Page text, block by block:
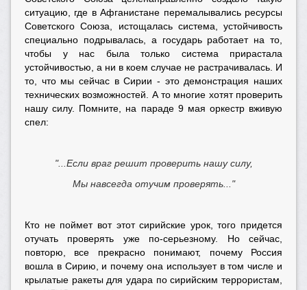
ситуацию, где в Афганистане перемалывались ресурсы
Советского Союза, истощалась система, устойчивость
специально подрывалась, а государь работает на то,
чтобы у нас была только система прирастала
устойчивостью, а ни в коем случае не растрачивалась. И
то, что мы сейчас в Сирии - это демонстрация наших
технических возможностей. А то многие хотят проверить
нашу силу. Помните, на параде 9 мая оркестр вживую
спел:
"...Если враг решит проверить нашу силу,
Мы навсегда отучим проверять..."
Кто не поймет вот этот сирийские урок, того придется
отучать проверять уже по-серьезному. Но сейчас,
повторю, все прекрасно понимают, почему Россия
вошла в Сирию, и почему она использует в том числе и
крылатые ракеты для удара по сирийским террористам,